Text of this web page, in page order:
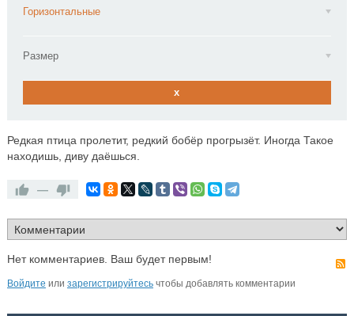
Горизонтальные
Размер
x
Редкая птица пролетит, редкий бобёр прогрызёт. Иногда Такое
находишь, диву даёшься.
—
Нет комментариев. Ваш будет первым!
Войдите или зарегистрируйтесьчтобы добавлять комментарии